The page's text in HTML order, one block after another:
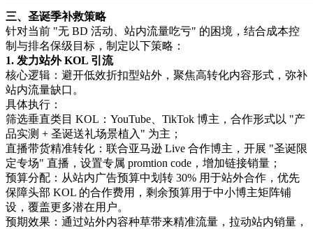
三、圣诞季补救策略
针对当前 "无 BD 活动、站内流量吃亏" 的困境，结合成本控
制与排名保级目标，制定以下策略：
1. 发力站外 KOL 引流
核心逻辑：避开低效折扣型站外，聚焦高转化内容形式，弥补
站内流量缺口。
具体执行：
筛选垂直类目 KOL：YouTube、TikTok 博主，合作形式以 "产
品实测 + 圣诞送礼场景植入" 为主；
直播带货精准转化：联合亚马逊 Live 合作博主，开展 "圣诞限
定专场" 直播，设置专属 promtion code，增加链接销量；
预算分配：从站内广告预算中划转 30% 用于站外合作，优先
保障头部 KOL 的合作费用，剩余预算用于中小博主矩阵铺
设，覆盖更多潜在用户。
预期效果：通过站外内容种草带来精准流量，拉动站内销量，